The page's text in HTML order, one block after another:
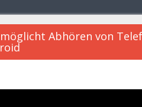
Abhören von